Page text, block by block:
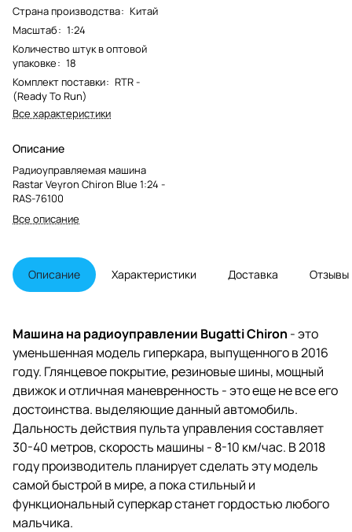
Страна производства: Китай
Масштаб: 1:24
Количество штук в оптовой
упаковке: 18
Комплект поставки: RTR -
(Ready To Run)
Все характеристики
Описание
Радиоуправляемая машина
Rastar Veyron Chiron Blue 1:24 -
RAS-76100
Все описание
Описание Характеристики Доставка Отзывы
Машина на радиоуправлении Bugatti Chiron - это
уменьшенная модель гиперкара, выпущенного в 2016
году. Глянцевое покрытие, резиновые шины, мощный
движок и отличная маневренность - это еще не все его
достоинства. выделяющие данный автомобиль.
Дальность действия пульта управления составляет
30-40 метров, скорость машины - 8-10 км/час. В 2018
году производитель планирует сделать эту модель
самой быстрой в мире, а пока стильный и
функциональный суперкар станет гордостью любого
мальчика.